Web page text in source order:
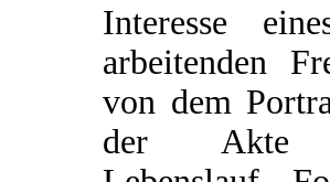
Interesse
arbeitenden
von dem
der Akte